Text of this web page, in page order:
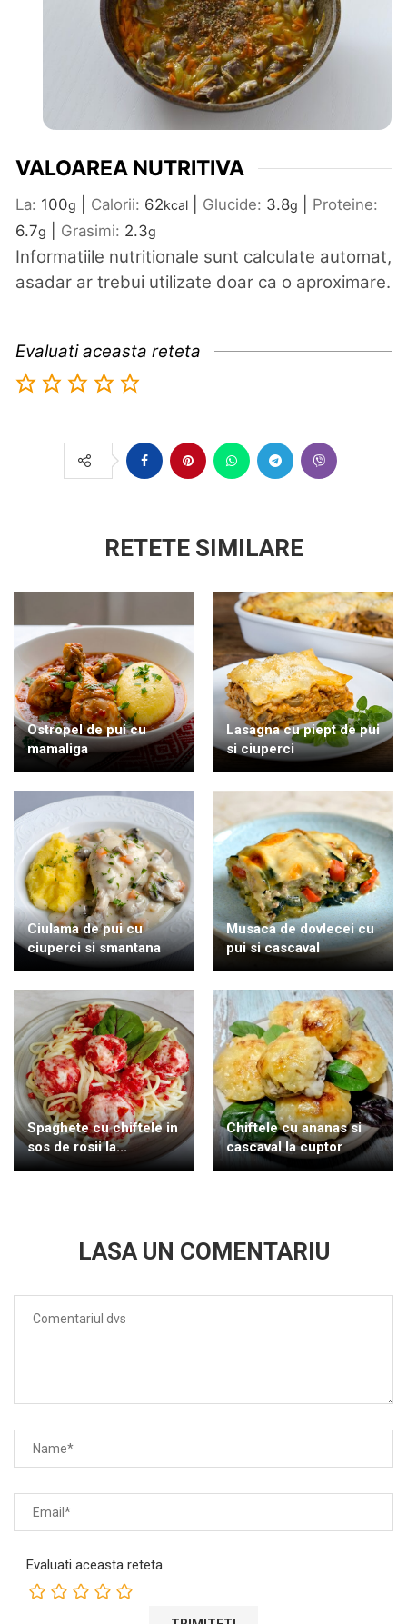
VALOAREA NUTRITIVA
La: 100g Calorii: 62kcal Glucide: 3.8g
Proteine:
6.7g Grasimi: 2.3g
Informatiile nutritionale sunt calculate automat,
asadar ar trebui utilizate doar ca o aproximare.
Evaluati aceasta reteta
RETETE SIMILARE
Ostropel de pui cu
mamaliga
Lasagna cu piept de pui
si ciuperci
Ciulama de pui cu
ciuperci si smantana
Musaca de dovlecei cu
pui si cascaval
Spaghete cu chiftele in
sos de rosii la...
Chiftele cu ananas si
cascaval la cuptor
LASA UN COMENTARIU
Evaluati aceasta reteta